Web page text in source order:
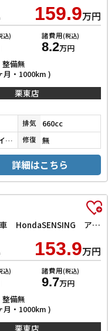
159.9万円
込) 諸費用(税込)
8.2万円
備無
月・1000km )
栗東店
排気 660cc
ブラックマイカメタリック 修復 無
詳細はこちら
ベースグレード 届出済未使用車 禁煙車 HondaSENSING アダプティブクルーズコントロール 電子パーキング 左パワースライドドア LEDヘッドライト スマートキー プッシュスタート アイドリングストップ
153.9万円
込) 諸費用(税込)
9.7万円
備無
月・1000km )
栗東店